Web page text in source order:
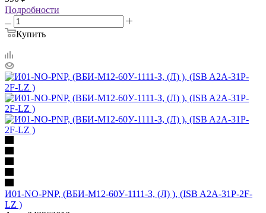
Подробности
Купить
И01-NO-PNP, (ВБИ-М12-60У-1111-З, (Л) ), (ISB A2A-31P-2F-
LZ )